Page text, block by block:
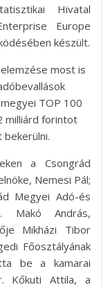
Hivatal
Europe
készült.
most is
TOP 100
milliárd forintot
a Csongrád
Nemesi Pál;
Megyei Adó-és
Makó András,
Mikházi Tibor
Főosztályának
be a kamarai
Kőkuti Attila, a